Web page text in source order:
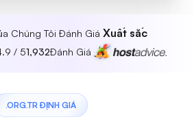
Chúng Tôi Đánh Giá Xuất sắc
/ 51,932Đánh Giá
.ORG.TR ĐỊNH GIÁ